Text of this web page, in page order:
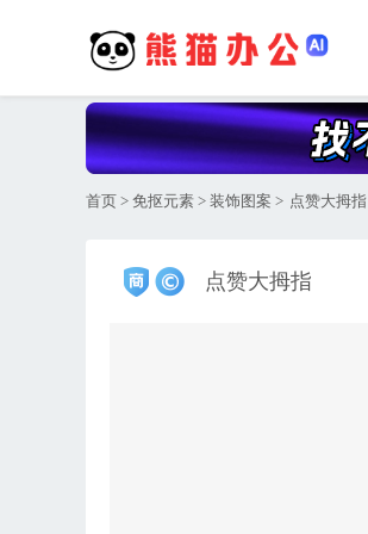
首页 > 免抠元素 > 装饰图案 > 点赞大拇指
点赞大拇指